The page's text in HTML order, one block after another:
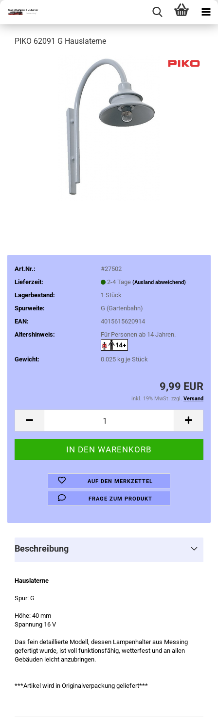
PIKO 62091 G Hauslaterne
Art.Nr.:
#27502
Lieferzeit:
2-4 Tage (Ausland abweichend)
Lagerbestand: 1 Stück
Spurweite:
G (Gartenbahn)
EAN:
4015615620914
Altershinweis:
Für Personen ab 14 Jahren.
Gewicht: 0.025kg je Stück
9,99 EUR
inkl. 19% MwSt. zzgl. Versand
AUF DEN MERKZETTEL
FRAGE ZUM PRODUKT
Beschreibung
Hauslaterne
Spur: G
Höhe: 40 mm
Spannung 16 V
Das fein detaillierte Modell, dessen Lampenhalter aus Messing
gefertigt wurde, ist voll funktionsfähig, wetterfest und an allen
Gebäuden leicht anzubringen.
***Artikel wird in Originalverpackung geliefert***